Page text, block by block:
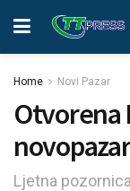
Home Novi Pazar
Otvorena
Ljetna